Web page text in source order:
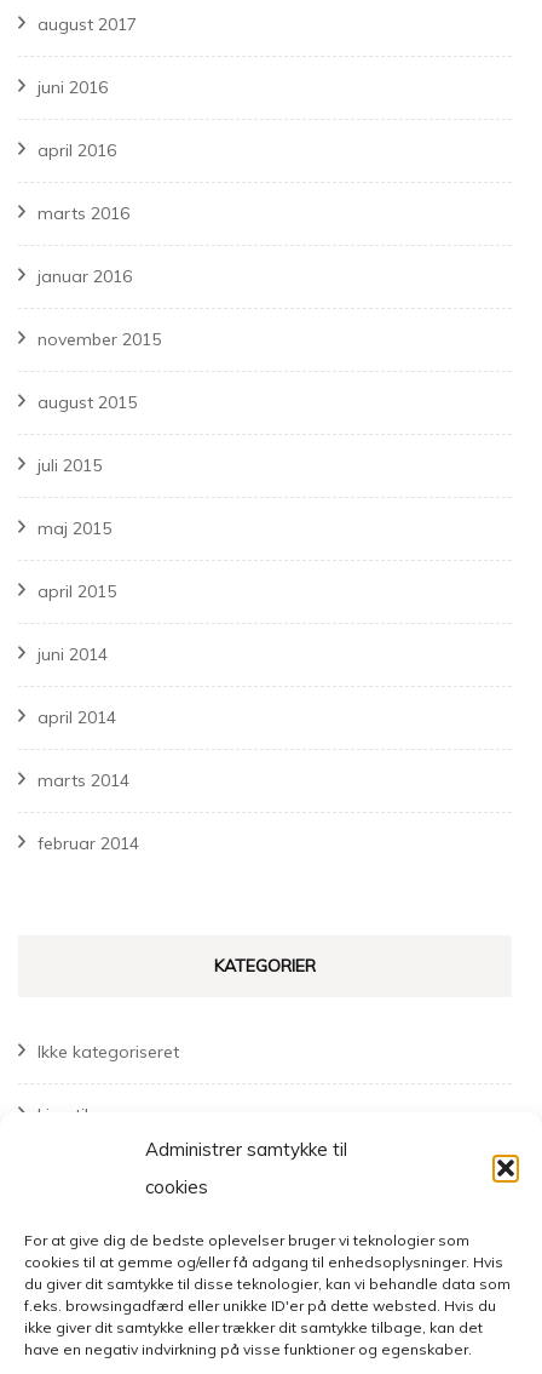
Administrer samtykke til
cookies
For at give dig de bedste oplevelser bruger vi teknologier som
cookies til at gemme og/eller få adgang til enhedsoplysninger. Hvis
du giver dit samtykke til disse teknologier, kan vi behandle data som
f.eks. browsingadfærd eller unikke ID'er på dette websted. Hvis du
ikke giver dit samtykke eller trækker dit samtykke tilbage, kan det
have en negativ indvirkning på visse funktioner og egenskaber.
august 2017
juni 2016
april 2016
marts 2016
januar 2016
november 2015
august 2015
juli 2015
maj 2015
april 2015
juni 2014
april 2014
marts 2014
februar 2014
KATEGORIER
Ikke kategoriseret
Livsstil